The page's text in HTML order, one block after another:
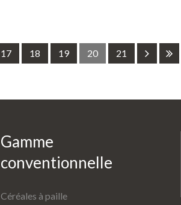
17 18 19 20 21
Gamme
conventionnelle
Céréales à paille